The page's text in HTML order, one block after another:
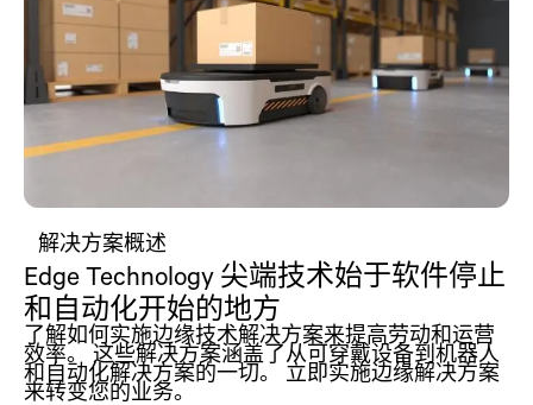
解决方案概述
Edge Technology 尖端技术始于软件停止
和自动化开始的地方
了解如何实施边缘技术解决方案来提高劳动和运营
效率。 这些解决方案涵盖了从可穿戴设备到机器人
和自动化解决方案的一切。 立即实施边缘解决方案
来转变您的业务。